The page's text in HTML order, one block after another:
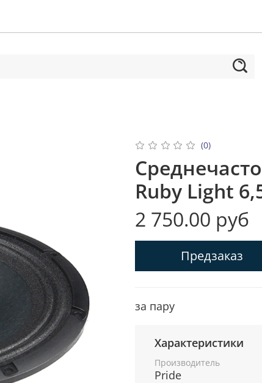
(0)
Ruby Light
2 750.00 руб
Предзаказ
за пару
Характеристики
Производитель
Pride